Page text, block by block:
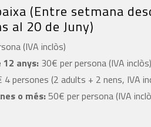
(Entre setmana
al 20 de Juny)
(IVA inclòs)
12 anys: 30€ per persona (IVA inclòs)
4 persones (2 adults + 2 nens, IVA
o més: 50€ per persona (IVA